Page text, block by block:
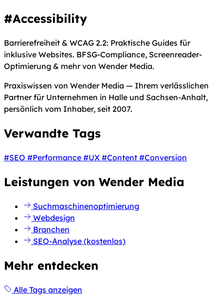
#Accessibility
Barrierefreiheit & WCAG 2.2: Praktische Guides für
inklusive Websites. BFSG-Compliance, Screenreader-
Optimierung & mehr von Wender Media.
Praxiswissen von Wender Media — Ihrem verlässlichen
Partner für Unternehmen in Halle und Sachsen-Anhalt,
persönlich vom Inhaber, seit 2007.
Verwandte Tags
#SEO #Performance #UX #Content #Conversion
Leistungen von Wender Media
Suchmaschinenoptimierung
Webdesign
Branchen
SEO-Analyse (kostenlos)
Mehr entdecken
Alle Tags anzeigen